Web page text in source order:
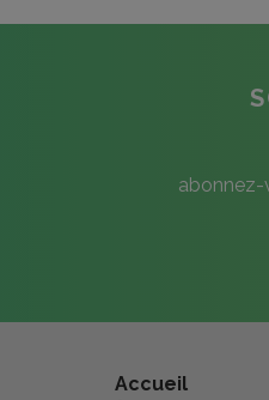
abonnez-
Accueil